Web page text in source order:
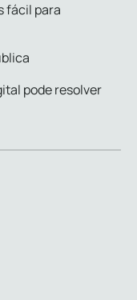
fácil para
pode resolver